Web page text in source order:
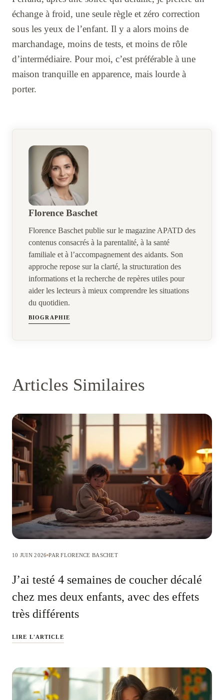
échange à froid, une seule règle et zéro correction
sous les yeux de l’enfant. Il y a alors moins de
marchandage, moins de tests, et moins de rôle
d’intermédiaire. Pour moi, c’est préférable à une
maison tranquille en apparence, mais lourde à
porter.
Florence Baschet
Florence Baschet publie sur le magazine APATD des
contenus consacrés à la parentalité, à la santé
familiale et à l’accompagnement des aidants. Son
approche repose sur la clarté, la structuration des
informations et la recherche de repères utiles pour
aider les lecteurs à mieux comprendre les situations
du quotidien.
BIOGRAPHIE
Articles Similaires
10 JUIN 2026 PAR FLORENCE BASCHET
J’ai testé 4 semaines de coucher décalé
chez mes deux enfants, avec des effets
très différents
LIRE L'ARTICLE